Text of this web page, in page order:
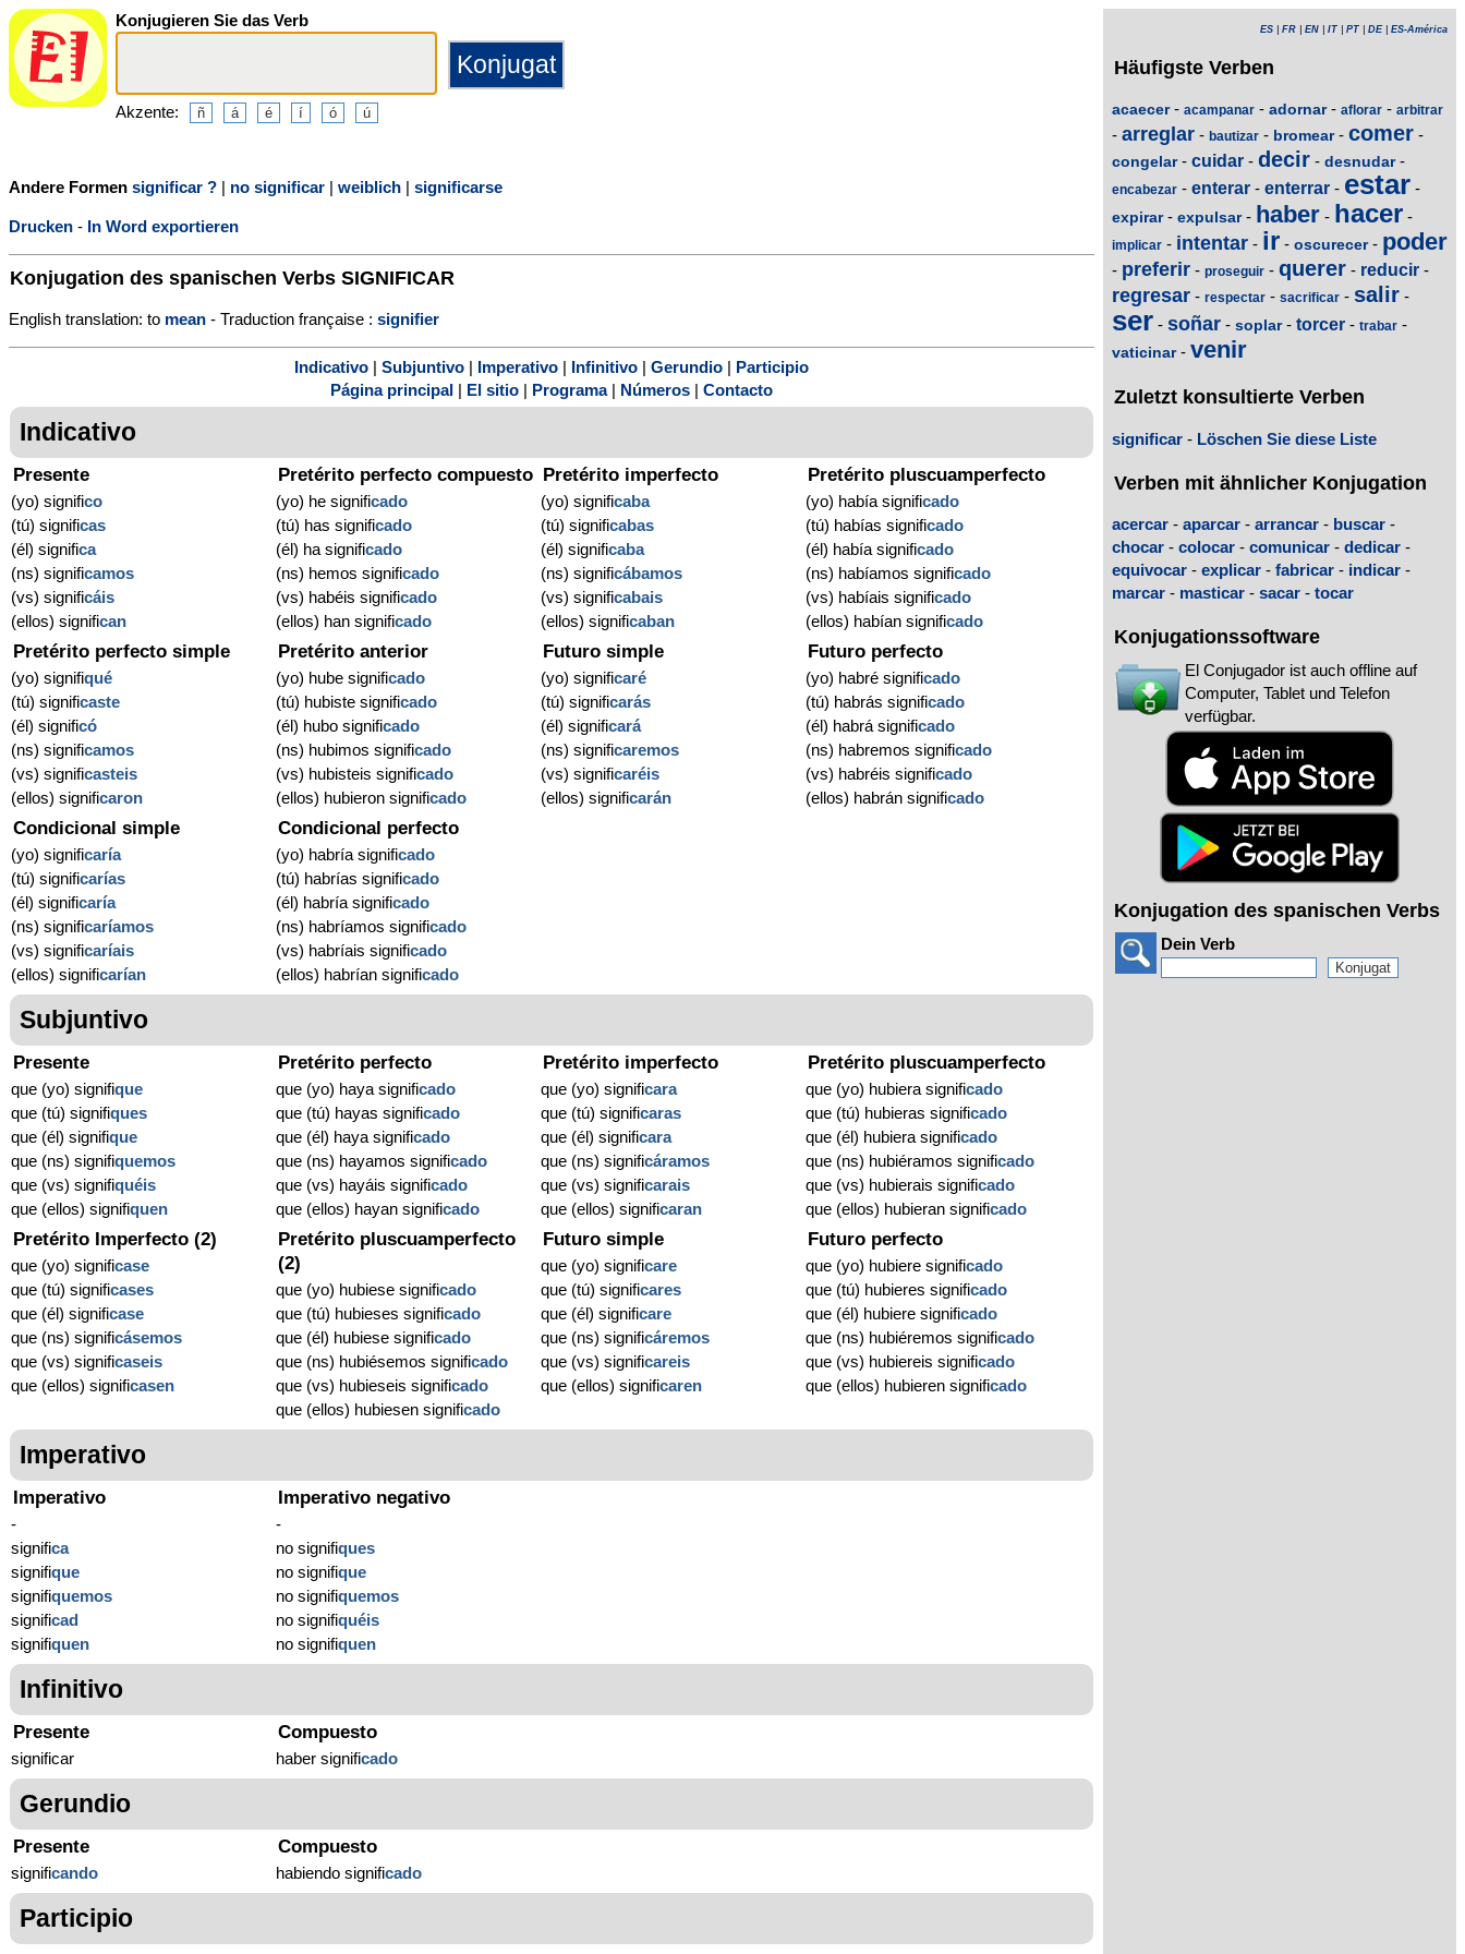
Konjugieren Sie das Verb
Akzente:
Andere Formen significar ? | no significar | weiblich | significarse
Drucken - In Word exportieren
Konjugation des spanischen Verbs SIGNIFICAR
English translation: to mean - Traduction française : signifier
Indicativo Subjuntivo Imperativo Infinitivo Gerundio
Participio
Página principal
El sitio Programa| Números Contacto
Indicativo
Presente
(yo) significo
(tú) significas
(él) significa
(ns) significamos
(vs) significáis
(ellos) significan
Pretérito perfecto compuesto
(yo) he significado
(tú) has significado
(él) ha significado
(ns) hemos significado
(vs) habéis significado
(ellos) han significado
Pretérito imperfecto
(yo) significaba
(tú) significabas
(él) significaba
(ns) significábamos
(vs) significabais
(ellos) significaban
Pretérito pluscuamperfecto
(yo) había significado
(tú) habías significado
(él) había significado
(ns) habíamos significado
(vs) habíais significado
(ellos) habían significado
Pretérito perfecto simple
(yo) signifiqué
(tú) significaste
(él) significó
(ns) significamos
(vs) significasteis
(ellos) significaron
Pretérito anterior
(yo) hube significado
(tú) hubiste significado
(él) hubo significado
(ns) hubimos significado
(vs) hubisteis significado
(ellos) hubieron significado
Futuro simple
(yo) significaré
(tú) significarás
(él) significará
(ns) significaremos
(vs) significaréis
(ellos) significarán
Futuro perfecto
(yo) habré significado
(tú) habrás significado
(él) habrá significado
(ns) habremos significado
(vs) habréis significado
(ellos) habrán significado
Condicional simple
(yo) significaría
(tú) significarías
(él) significaría
(ns) significaríamos
(vs) significaríais
(ellos) significarían
Condicional perfecto
(yo) habría significado
(tú) habrías significado
(él) habría significado
(ns) habríamos significado
(vs) habríais significado
(ellos) habrían significado
Subjuntivo
Presente
que (yo) signifique
que (tú) signifiques
que (él) signifique
que (ns) signifiquemos
que (vs) signifiquéis
que (ellos) signifiquen
Pretérito perfecto
que (yo) haya significado
que (tú) hayas significado
que (él) haya significado
que (ns) hayamos significado
que (vs) hayáis significado
que (ellos) hayan significado
Pretérito imperfecto
que (yo) significara
que (tú) significaras
que (él) significara
que (ns) significáramos
que (vs) significarais
que (ellos) significaran
Pretérito pluscuamperfecto
que (yo) hubiera significado
que (tú) hubieras significado
que (él) hubiera significado
que (ns) hubiéramos significado
que (vs) hubierais significado
que (ellos) hubieran significado
Pretérito Imperfecto (2)
que (yo) significase
que (tú) significases
que (él) significase
que (ns) significásemos
que (vs) significaseis
que (ellos) significasen
Pretérito pluscuamperfecto
(2)
que (yo) hubiese significado
que (tú) hubieses significado
que (él) hubiese significado
que (ns) hubiésemos significado
que (vs) hubieseis significado
que (ellos) hubiesen significado
Futuro simple
que (yo) significare
que (tú) significares
que (él) significare
que (ns) significáremos
que (vs) significareis
que (ellos) significaren
Futuro perfecto
que (yo) hubiere significado
que (tú) hubieres significado
que (él) hubiere significado
que (ns) hubiéremos significado
que (vs) hubiereis significado
que (ellos) hubieren significado
Imperativo
Imperativo
-
significa
signifique
signifiquemos
significad
signifiquen
Imperativo negativo
-
no signifiques
no signifique
no signifiquemos
no signifiquéis
no signifiquen
Infinitivo
Presente
significar
Compuesto
haber significado
Gerundio
Presente
significando
Compuesto
habiendo significado
Participio
ES FR EN IT PT DE| ES-América
Häufigste Verben
acaecer- acampanar - adornar- aflorar - arbitrar
- arreglar - bautizar - bromear- comer -
congelar- cuidar - decir - desnudar-
encabezar - enterar - enterrar - estar -
expirar- expulsar- haber - hacer -
implicar - intentar - ir - oscurecer- poder
- preferir - proseguir - querer - reducir -
regresar - respectar - sacrificar - salir -
ser - soñar - soplar- torcer - trabar -
vaticinar- venir
Zuletzt konsultierte Verben
significar - Löschen Sie diese Liste
Verben mit ähnlicher Konjugation
acercar - aparcar - arrancar - buscar -
chocar - colocar - comunicar - dedicar -
equivocar - explicar - fabricar - indicar -
marcar - masticar - sacar - tocar
Konjugationssoftware
El Conjugador ist auch offline auf
Computer, Tablet und Telefon
verfügbar.
Konjugation des spanischen Verbs
Dein Verb